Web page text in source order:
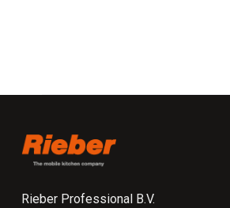
Rieber Professional B.V.